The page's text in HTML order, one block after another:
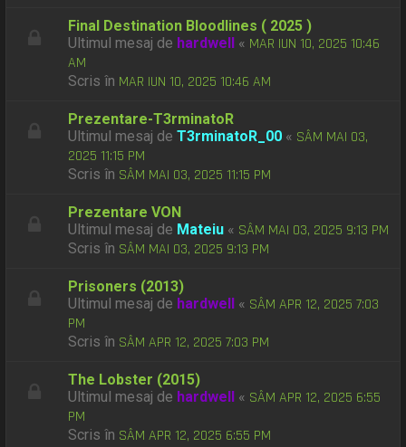
Final Destination Bloodlines ( 2025 )
Ultimul mesaj de hardwell « MAR IUN 10, 2025 10:46
AM
Scris în MAR IUN 10, 2025 10:46 AM
Prezentare-T3rminatoR
Ultimul mesaj deT3rminatoR_00 « SÂM MAI 03,
2025 11:15 PM
Scris în SÂM MAI 03, 2025 11:15 PM
Prezentare VON
Ultimul mesaj de Mateiu « SÂM MAI 03, 2025 9:13 PM
Scris în SÂM MAI 03, 2025 9:13 PM
Prisoners (2013)
Ultimul mesaj de hardwell « SÂM APR 12, 2025 7:03
PM
Scris în SÂM APR 12, 2025 7:03 PM
The Lobster (2015)
Ultimul mesaj de hardwell « SÂM APR 12, 2025 6:55
PM
Scris în SÂM APR 12, 2025 6:55 PM